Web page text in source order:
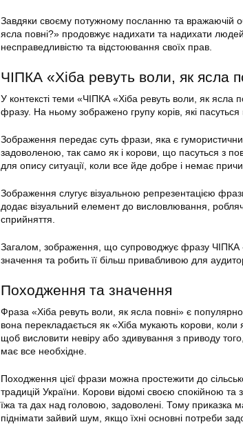
Завдяки своєму потужному посланню та вражаючій
ясла повні?» продовжує надихати та надихати
несправедливістю та відстоювання своїх прав.
ЧІПКА «Хіба ревуть воли, як ясла
У контексті теми «ЧІПКА «Хіба ревуть воли, як ясла
фразу. На ньому зображено групу корів, які
Зображення передає суть фрази, яка є
задоволеною, так само як і корови, що пасуться з
для опису ситуації, коли все йде добре і немає
Зображення слугує візуальною репрезентацією
додає візуальний елемент до висловлювання,
сприйняття.
Загалом, зображення, що супроводжує фразу ЧІПКА
значення та робить її більш привабливою для
Походження та значення
Фраза «Хіба ревуть воли, як ясла повні» є
вона перекладається як «Хіба мукають корови, коли
щоб висловити невіру або здивування з приводу
має все необхідне.
Походження цієї фрази можна простежити до
традицій України. Корови відомі своєю спокійною
їжа та дах над головою, задоволені. Тому приказка
піднімати зайвий шум, якщо їхні основні потреби